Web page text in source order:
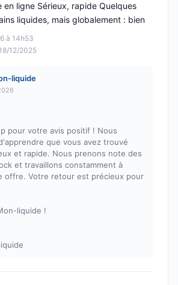
à 14h53
12/2025
en ligne Sérieux, rapide Quelques
liquides, mais globalement : bien
liquide
pour votre avis positif ! Nous
que vous avez trouvé
et rapide. Nous prenons note des
et travaillons constamment à
offre. Votre retour est précieux pour
liquide !